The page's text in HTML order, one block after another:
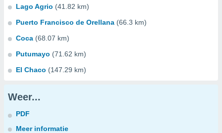
Lago Agrio (41.82 km)
Puerto Francisco de Orellana (66.3 km)
Coca (68.07 km)
Putumayo (71.62 km)
El Chaco (147.29 km)
Weer...
PDF
Meer informatie